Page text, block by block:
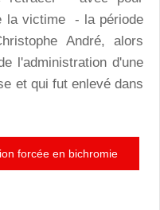
la victime - la période
André, alors
l'administration d'une
et qui fut enlevé dans
forcée en bichromie